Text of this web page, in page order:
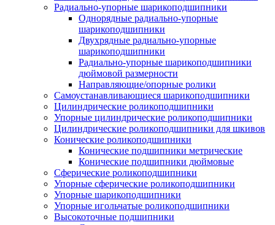
Радиально-упорные шарикоподшипники
Однорядные радиально-упорные
шарикоподшипники
Двухрядные радиально-упорные
шарикоподшипники
Радиально-упорные шарикоподшипники
дюймовой размерности
Направляющие/опорные ролики
Самоустанавливающиеся шарикоподшипники
Цилиндрические роликоподшипники
Упорные цилиндрические роликоподшипники
Цилиндрические роликоподшипники для шкивов
Конические роликоподшипники
Конические подшипники метрические
Конические подшипники дюймовые
Сферические роликоподшипники
Упорные сферические роликоподшипники
Упорные шарикоподшипники
Упорные игольчатые роликоподшипники
Высокоточные подшипники